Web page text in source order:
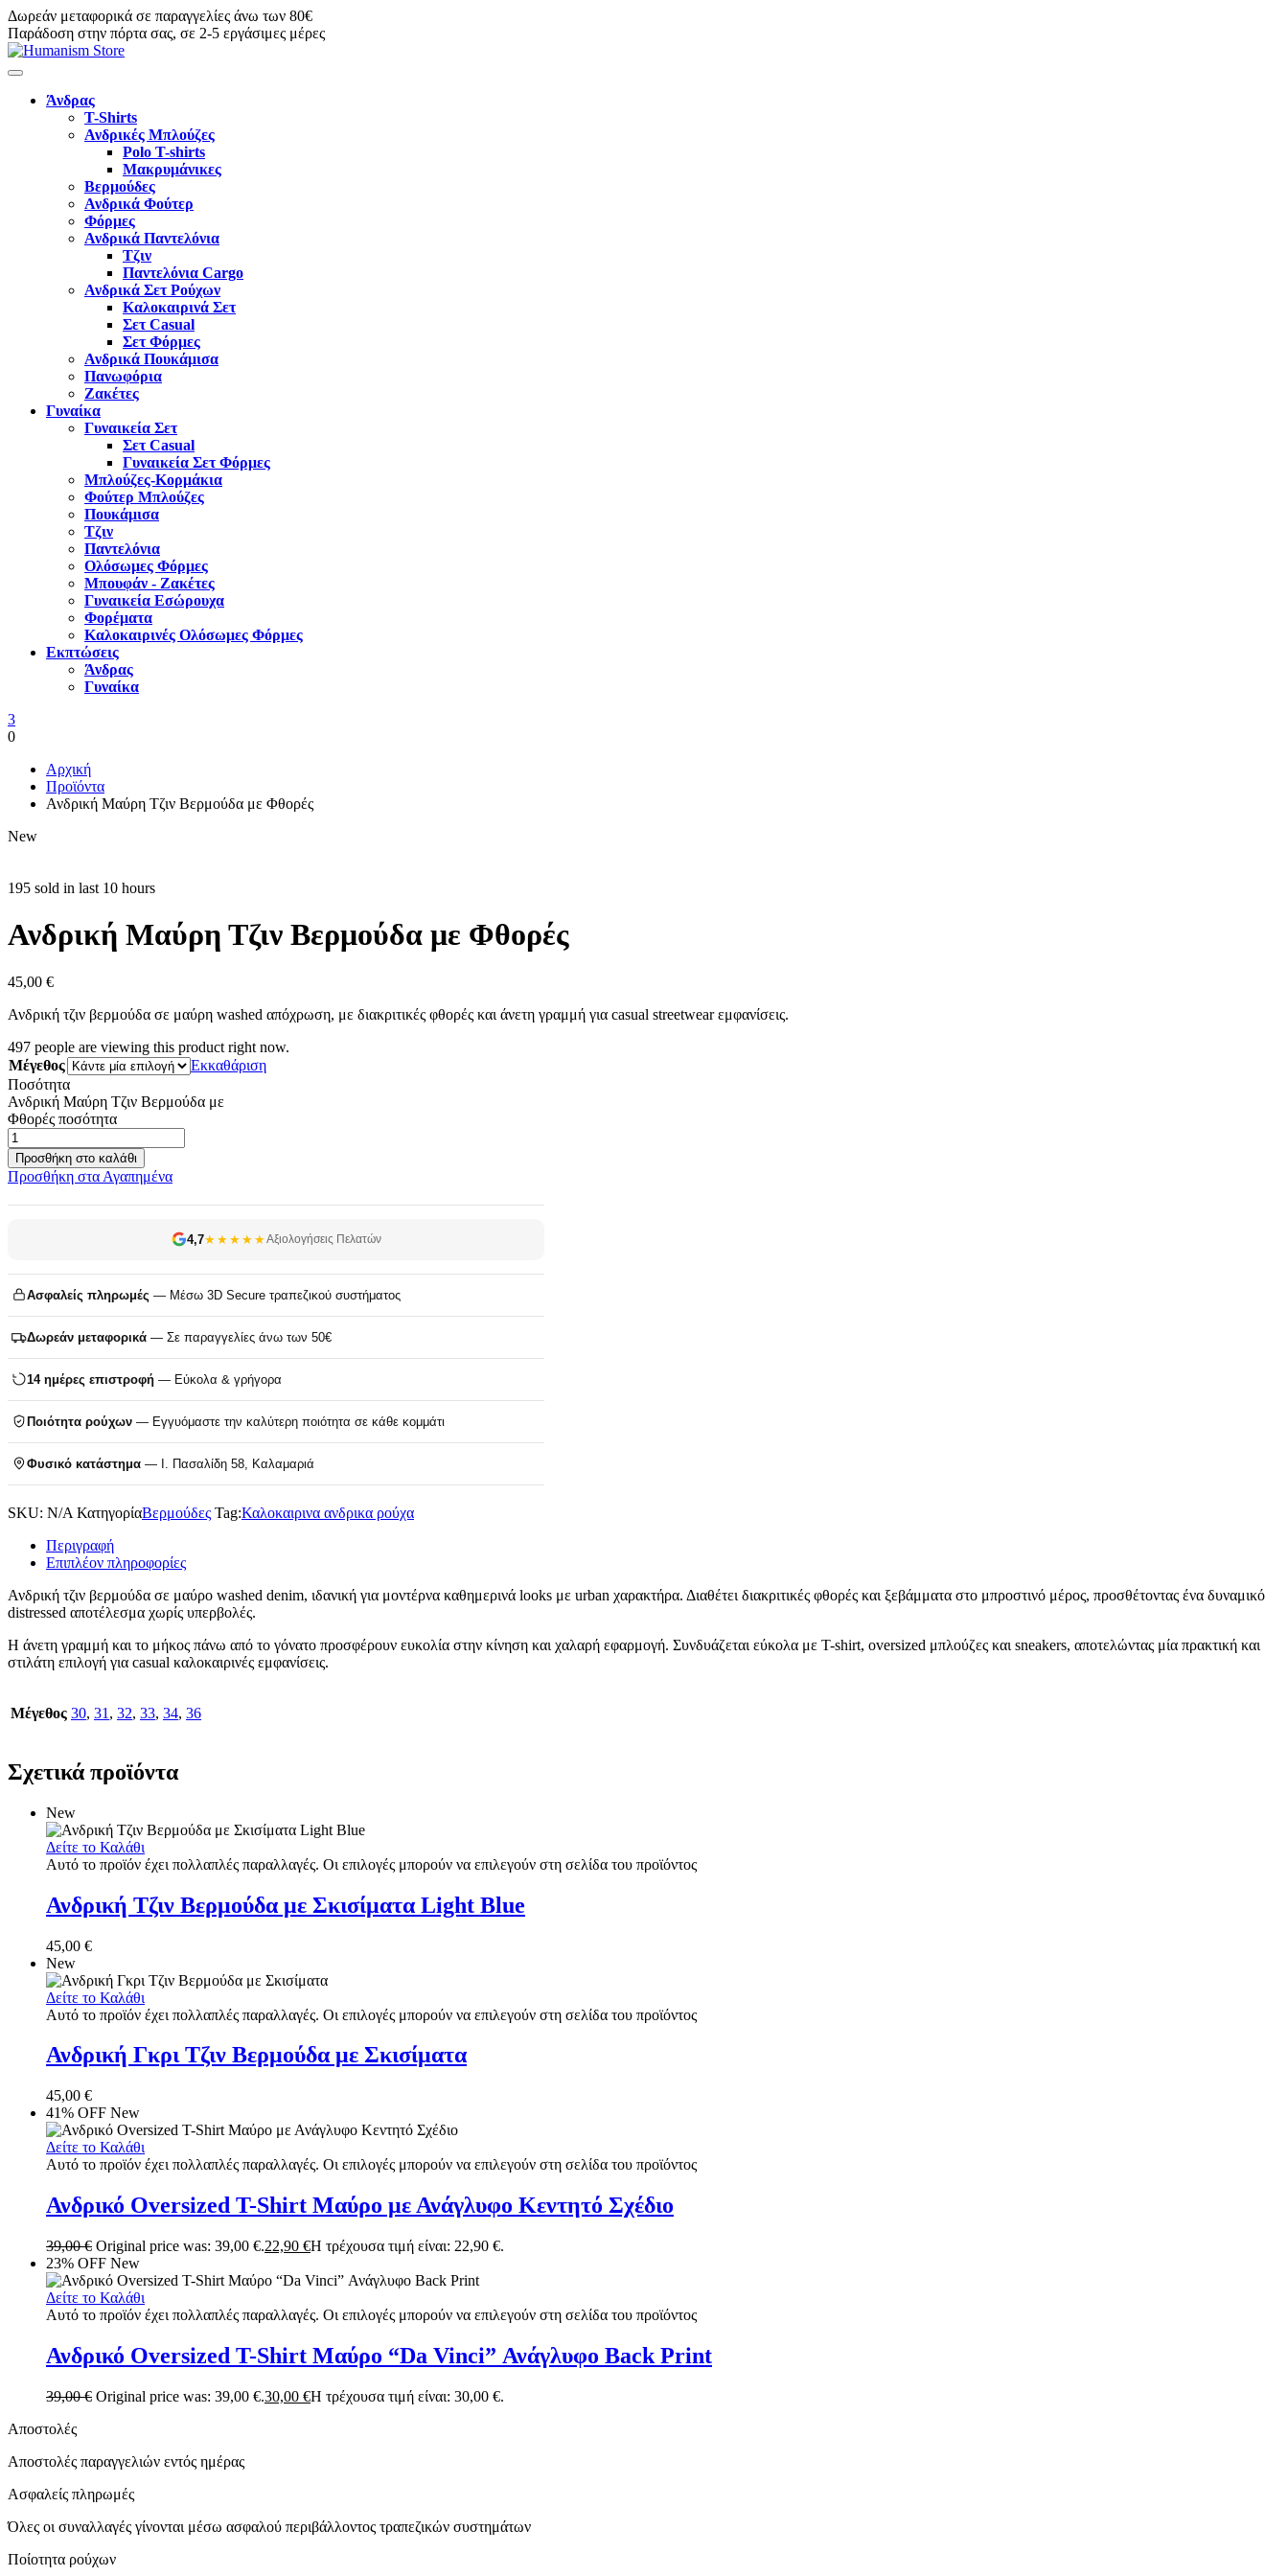
Δωρεάν μεταφορικά σε παραγγελίες άνω των 80€
Παράδοση στην πόρτα σας, σε 2-5 εργάσιμες μέρες
Άνδρας
T-Shirts
Ανδρικές Μπλούζες
Polo T-shirts
Μακρυμάνικες
Βερμούδες
Ανδρικά Φούτερ
Φόρμες
Ανδρικά Παντελόνια
Τζιν
Παντελόνια Cargo
Ανδρικά Σετ Ρούχων
Καλοκαιρινά Σετ
Σετ Casual
Σετ Φόρμες
Ανδρικά Πουκάμισα
Πανωφόρια
Ζακέτες
Γυναίκα
Γυναικεία Σετ
Σετ Casual
Γυναικεία Σετ Φόρμες
Μπλούζες-Κορμάκια
Φούτερ Μπλούζες
Πουκάμισα
Τζιν
Παντελόνια
Ολόσωμες Φόρμες
Μπουφάν - Ζακέτες
Γυναικεία Εσώρουχα
Φορέματα
Καλοκαιρινές Ολόσωμες Φόρμες
Εκπτώσεις
Άνδρας
Γυναίκα
3
0
Αρχική
Προϊόντα
Ανδρική Μαύρη Τζιν Βερμούδα με Φθορές
New
195 sold in last 10 hours
Ανδρική Μαύρη Τζιν Βερμούδα με Φθορές
45,00 €
Ανδρική τζιν βερμούδα σε μαύρη washed απόχρωση, με διακριτικές φθορές και άνετη γραμμή για casual streetwear εμφανίσεις.
497 people are viewing this product right now.
Μέγεθος
Εκκαθάριση
Ποσότητα
Ανδρική Μαύρη Τζιν Βερμούδα με
Φθορές ποσότητα
Προσθήκη στο καλάθι
Προσθήκη στα Αγαπημένα
4,7★★★★★Αξιολογήσεις Πελατών
Ασφαλείς πληρωμές — Μέσω 3D Secure τραπεζικού συστήματος
Δωρεάν μεταφορικά — Σε παραγγελίες άνω των 50€
14 ημέρες επιστροφή — Εύκολα & γρήγορα
Ποιότητα ρούχων — Εγγυόμαστε την καλύτερη ποιότητα σε κάθε κομμάτι
Φυσικό κατάστημα — Ι. Πασαλίδη 58, Καλαμαριά
SKU: N/A ΚατηγορίαΒερμούδες Tag:Καλοκαιρινα ανδρικα ρούχα
Περιγραφή
Επιπλέον πληροφορίες
Ανδρική τζιν βερμούδα σε μαύρο washed denim, ιδανική για μοντέρνα καθημερινά looks με urban χαρακτήρα. Διαθέτει διακριτικές φθορές και ξεβάμματα στο μπροστινό μέρος, προσθέτοντας ένα δυναμικό
distressed αποτέλεσμα χωρίς υπερβολές.
Η άνετη γραμμή και το μήκος πάνω από το γόνατο προσφέρουν ευκολία στην κίνηση και χαλαρή εφαρμογή. Συνδυάζεται εύκολα με T-shirt, oversized μπλούζες και sneakers, αποτελώντας μία πρακτική και
στιλάτη επιλογή για casual καλοκαιρινές εμφανίσεις.
Μέγεθος 30, 31 , 32, 33, 34, 36
Σχετικά προϊόντα
New
Δείτε το Καλάθι
Αυτό το προϊόν έχει πολλαπλές παραλλαγές. Οι επιλογές μπορούν να επιλεγούν στη σελίδα του προϊόντος
Ανδρική Τζιν Βερμούδα με Σκισίματα Light Blue
45,00 €
New
Δείτε το Καλάθι
Αυτό το προϊόν έχει πολλαπλές παραλλαγές. Οι επιλογές μπορούν να επιλεγούν στη σελίδα του προϊόντος
Ανδρική Γκρι Τζιν Βερμούδα με Σκισίματα
45,00 €
41% OFF New
Δείτε το Καλάθι
Αυτό το προϊόν έχει πολλαπλές παραλλαγές. Οι επιλογές μπορούν να επιλεγούν στη σελίδα του προϊόντος
Ανδρικό Oversized T-Shirt Μαύρο με Ανάγλυφο Κεντητό Σχέδιο
39,00€ Original price was: 39,00 €.22,90 €Η τρέχουσα τιμή είναι: 22,90 €.
23% OFF New
Δείτε το Καλάθι
Αυτό το προϊόν έχει πολλαπλές παραλλαγές. Οι επιλογές μπορούν να επιλεγούν στη σελίδα του προϊόντος
Ανδρικό Oversized T-Shirt Μαύρο “Da Vinci” Ανάγλυφο Back Print
39,00€ Original price was: 39,00 €.30,00 €Η τρέχουσα τιμή είναι: 30,00 €.
Αποστολές
Αποστολές παραγγελιών εντός ημέρας
Ασφαλείς πληρωμές
Όλες οι συναλλαγές γίνονται μέσω ασφαλού περιβάλλοντος τραπεζικών συστημάτων
Ποίοτητα ρούχων